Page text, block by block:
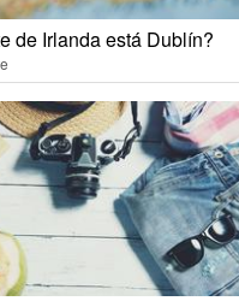
de Irlanda está Dublín?